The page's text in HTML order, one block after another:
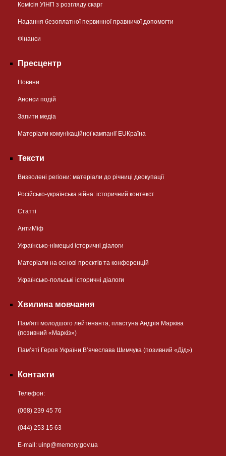
Комісія УІНП з розгляду скарг
Надання безоплатної первинної правничої допомогти
Фінанси
Пресцентр
Новини
Анонси подій
Запити медіа
Матеріали комунікаційної кампанії EUКраїна
Тексти
Визволені регіони: матеріали до річниці деокупації
Російсько-українська війна: історичний контекст
Статті
АнтиМіф
Українсько-німецькі історичні діалоги
Матеріали на основі проєктів та конференцій
Українсько-польські історичні діалоги
Хвилина мовчання
Пам'яті молодшого лейтенанта, пластуна Андрія Марківа
(позивний «Маркіз»)
Пам’яті Героя України В’ячеслава Шимчука (позивний «Дід»)
Контакти
Телефон:
(068) 239 45 76
(044) 253 15 63
Е-mail: uinp@memory.gov.ua